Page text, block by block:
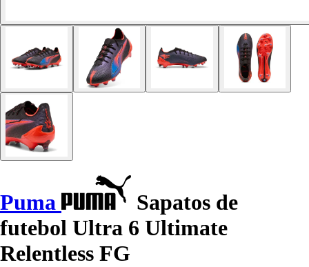
Puma
Sapatos de
futebol Ultra 6 Ultimate
Relentless FG